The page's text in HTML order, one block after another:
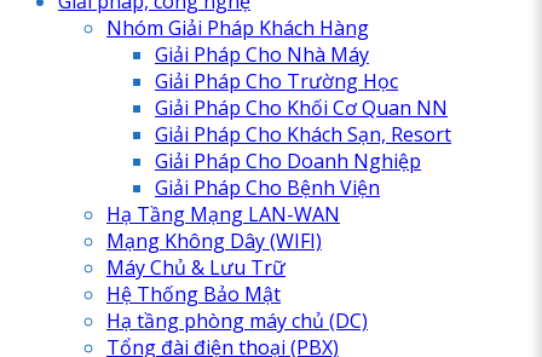
Nhóm Giải Pháp Khách Hàng
Giải Pháp Cho Nhà Máy
Giải Pháp Cho Trường Học
Giải Pháp Cho Khối Cơ Quan NN
Giải Pháp Cho Khách Sạn, Resort
Giải Pháp Cho Doanh Nghiệp
Giải Pháp Cho Bệnh Viện
Hạ Tầng Mạng LAN-WAN
Mạng Không Dây (WIFI)
Máy Chủ & Lưu Trữ
Hệ Thống Bảo Mật
Hạ tầng phòng máy chủ (DC)
Tổng đài điện thoại (PBX)